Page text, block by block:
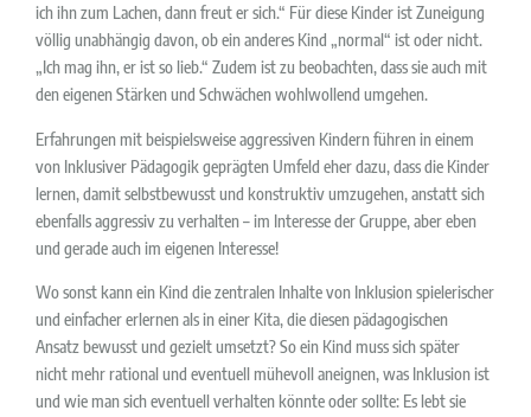
ich ihn zum Lachen, dann freut er sich.“ Für diese Kinder ist Zuneigung
völlig unabhängig davon, ob ein anderes Kind „normal“ ist oder nicht.
„Ich mag ihn, er ist so lieb.“ Zudem ist zu beobachten, dass sie auch mit
den eigenen Stärken und Schwächen wohlwollend umgehen.
Erfahrungen mit beispielsweise aggressiven Kindern führen in einem
von Inklusiver Pädagogik geprägten Umfeld eher dazu, dass die Kinder
lernen, damit selbstbewusst und konstruktiv umzugehen, anstatt sich
ebenfalls aggressiv zu verhalten – im Interesse der Gruppe, aber eben
und gerade auch im eigenen Interesse!
Wo sonst kann ein Kind die zentralen Inhalte von Inklusion spielerischer
und einfacher erlernen als in einer Kita, die diesen pädagogischen
Ansatz bewusst und gezielt umsetzt? So ein Kind muss sich später
nicht mehr rational und eventuell mühevoll aneignen, was Inklusion ist
und wie man sich eventuell verhalten könnte oder sollte: Es lebt sie